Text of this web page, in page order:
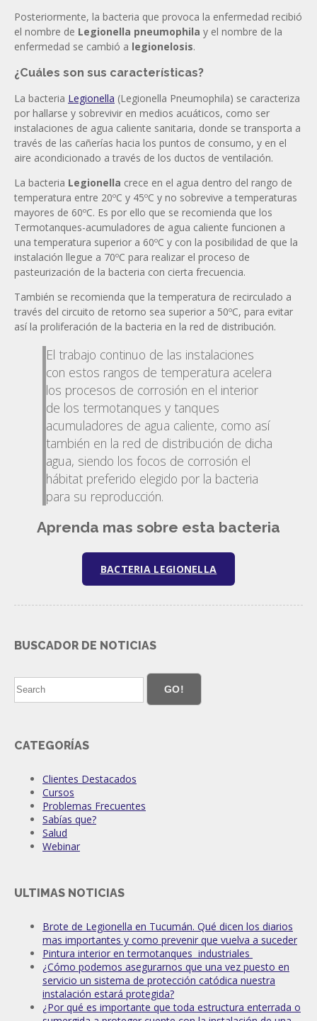
Posteriormente, la bacteria que provoca la enfermedad recibió
el nombre de Legionella pneumophila y el nombre de la
enfermedad se cambió a legionelosis.
¿Cuáles son sus características?
La bacteria Legionella (Legionella Pneumophila) se caracteriza
por hallarse y sobrevivir en medios acuáticos, como ser
instalaciones de agua caliente sanitaria, donde se transporta a
través de las cañerías hacia los puntos de consumo, y en el
aire acondicionado a través de los ductos de ventilación.
La bacteria Legionella crece en el agua dentro del rango de
temperatura entre 20ºC y 45ºC y no sobrevive a temperaturas
mayores de 60ºC. Es por ello que se recomienda que los
Termotanques-acumuladores de agua caliente funcionen a
una temperatura superior a 60ºC y con la posibilidad de que la
instalación llegue a 70ºC para realizar el proceso de
pasteurización de la bacteria con cierta frecuencia.
También se recomienda que la temperatura de recirculado a
través del circuito de retorno sea superior a 50ºC, para evitar
así la proliferación de la bacteria en la red de distribución.
El trabajo continuo de las instalaciones
con estos rangos de temperatura acelera
los procesos de corrosión en el interior
de los termotanques y tanques
acumuladores de agua caliente, como así
también en la red de distribución de dicha
agua, siendo los focos de corrosión el
hábitat preferido elegido por la bacteria
para su reproducción.
Aprenda mas sobre esta bacteria
BACTERIA LEGIONELLA
BUSCADOR DE NOTICIAS
GO!
CATEGORÍAS
Clientes Destacados
Cursos
Problemas Frecuentes
Sabías que?
Salud
Webinar
ULTIMAS NOTICIAS
Brote de Legionella en Tucumán. Qué dicen los diarios
mas importantes y como prevenir que vuelva a suceder
Pintura interior en termotanques industriales
¿Cómo podemos asegurarnos que una vez puesto en
servicio un sistema de protección catódica nuestra
instalación estará protegida?
¿Por qué es importante que toda estructura enterrada o